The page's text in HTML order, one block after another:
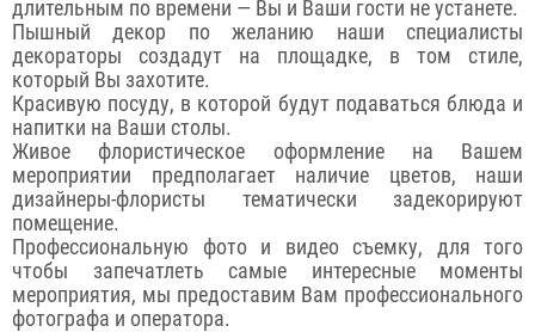
длительным по времени — Вы и Ваши гости не устанете.
Пышный декор по желанию наши специалисты
декораторы создадут на площадке, в том стиле,
который Вы захотите.
Красивую посуду, в которой будут подаваться блюда и
напитки на Ваши столы.
Живое флористическое оформление на Вашем
мероприятии предполагает наличие цветов, наши
дизайнеры-флористы тематически задекорируют
помещение.
Профессиональную фото и видео съемку, для того
чтобы запечатлеть самые интересные моменты
мероприятия, мы предоставим Вам профессионального
фотографа и оператора.